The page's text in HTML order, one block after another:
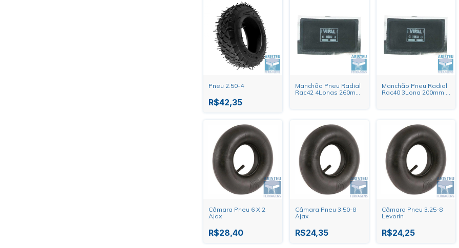
Pneu 2.50-4
R$42,35
Manchão Pneu Radial
Rac42 4Lonas 260mm
Manchão Pneu Radial
Rac40 3Lona 200mm X
Câmara Pneu 6 X 2
Ajax
R$28,40
Câmara Pneu 3.50-8
Ajax
R$24,35
Câmara Pneu 3.25-8
Levorin
R$24,25